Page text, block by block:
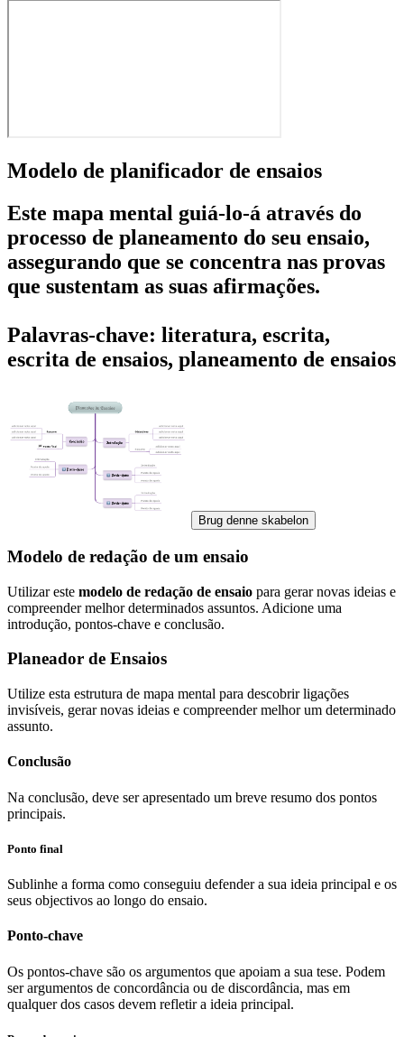
Modelo de planificador de ensaios
Este mapa mental guiá-lo-á através do
processo de planeamento do seu ensaio,
assegurando que se concentra nas provas
que sustentam as suas afirmações.
Palavras-chave: literatura, escrita,
escrita de ensaios, planeamento de ensaios
Brug denne skabelon
Modelo de redação de um ensaio
Utilizar este modelo de redação de ensaio para gerar novas ideias e
compreender melhor determinados assuntos. Adicione uma
introdução, pontos-chave e conclusão.
Planeador de Ensaios
Utilize esta estrutura de mapa mental para descobrir ligações
invisíveis, gerar novas ideias e compreender melhor um determinado
assunto.
Conclusão
Na conclusão, deve ser apresentado um breve resumo dos pontos
principais.
Ponto final
Sublinhe a forma como conseguiu defender a sua ideia principal e os
seus objectivos ao longo do ensaio.
Ponto-chave
Os pontos-chave são os argumentos que apoiam a sua tese. Podem
ser argumentos de concordância ou de discordância, mas em
qualquer dos casos devem refletir a ideia principal.